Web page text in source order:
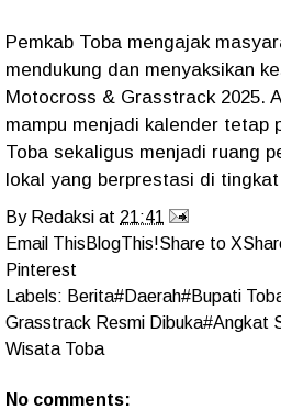
Pemkab Toba mengajak
mendukung dan menyaksikan
Motocross & Grasstrack 2025.
mampu menjadi kalender tetap
Toba sekaligus menjadi ruang
lokal yang berprestasi di
By Redaksi at 21:41
Email This BlogThis!Share to X
Pinterest
Labels: Berita#Daerah#Bupati
Grasstrack Resmi Dibuka#Angkat
Wisata Toba
No comments: